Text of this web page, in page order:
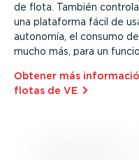
de flota. También
una plataforma fácil de
autonomía, el consumo
mucho más, para un
Obtener más
flotas de VE⁠